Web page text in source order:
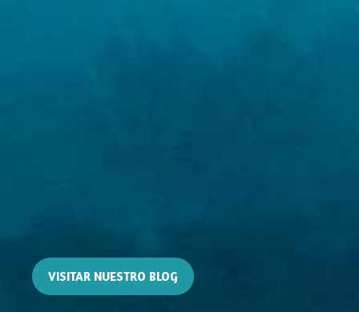
VISITAR NUESTRO BLOG